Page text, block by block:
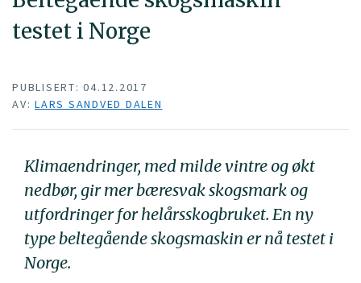
testet i Norge
PUBLISERT: 04.12.2017
AV: LARS SANDVED DALEN
Klimaendringer, med milde vintre og økt
nedbør, gir mer bæresvak skogsmark og
utfordringer for helårsskogbruket. En ny
type beltegående skogsmaskin er nå testet i
Norge.